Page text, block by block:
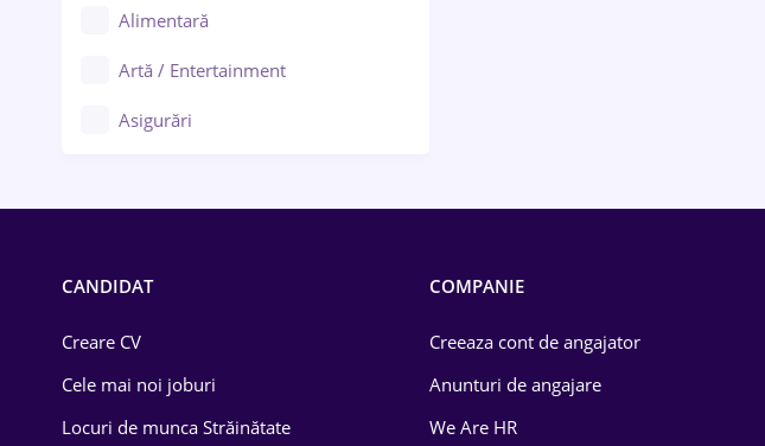
Alimentară
Artă / Entertainment
Asigurări
Drept
CANDIDAT
Creare CV
Cele mai noi joburi
Locuri de munca Străinătate
COMPANIE
Creeaza cont de angajator
Anunturi de angajare
We Are HR